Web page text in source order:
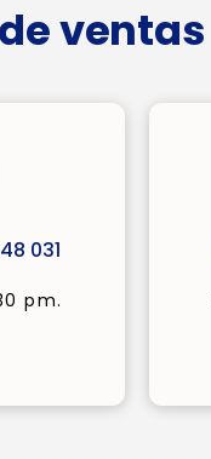
ventas
031
pm.